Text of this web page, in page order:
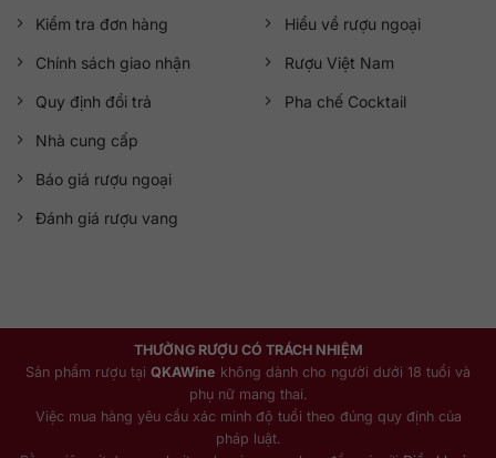
Kiểm tra đơn hàng
Chính sách giao nhận
Quy định đổi trả
Nhà cung cấp
Báo giá rượu ngoại
Đánh giá rượu vang
Hiểu về rượu ngoại
Rượu Việt Nam
Pha chế Cocktail
THƯỞNG RƯỢU CÓ TRÁCH NHIỆM
Sản phẩm rượu tại QKAWine không dành cho người dưới 18 tuổi và
phụ nữ mang thai.
Việc mua hàng yêu cầu xác minh độ tuổi theo đúng quy định của
pháp luật.